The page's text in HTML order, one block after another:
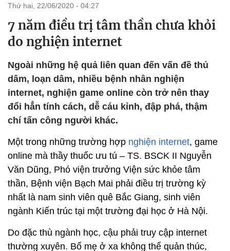
thứ hai, 22/06/2020 - 04:27
7 năm điều trị tâm thần chưa khỏi
do nghiện internet
Ngoài những hệ quả liên quan đến vấn đề thủ
dâm, loạn dâm, nhiều bệnh nhân nghiện
internet, nghiện game online còn trở nên thay
đổi hẳn tính cách, dễ cáu kỉnh, đập phá, thậm
chí tấn công người khác.
Một trong những trường hợp nghiện internet, game
online mà thầy thuốc ưu tú – TS. BSCK II Nguyễn
Văn Dũng, Phó viện trưởng Viện sức khỏe tâm
thần, Bệnh viện Bạch Mai phải điều trị trường kỳ
nhất là nam sinh viên quê Bắc Giang, sinh viên
ngành Kiến trúc tại một trường đại học ở Hà Nội.
Do đặc thù ngành học, cậu phải truy cập internet
thường xuyên. Bố mẹ ở xa không thể quản thúc,